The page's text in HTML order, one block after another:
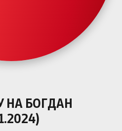
НА БОГДАН